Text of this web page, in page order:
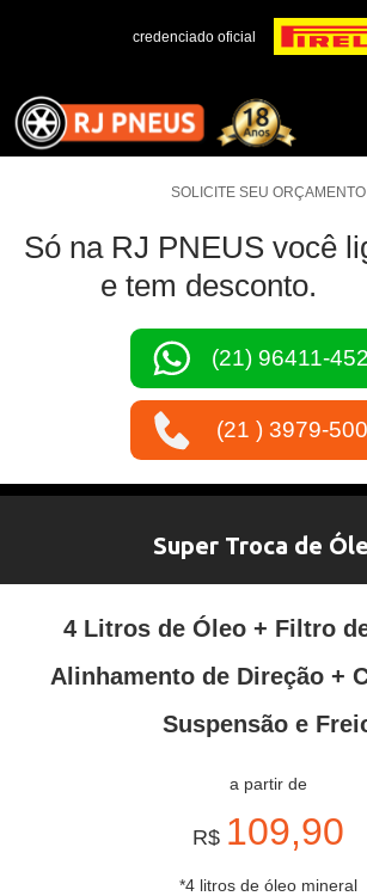
credenciado oficial
SOLICITE SEU ORÇAMENTO
Só na RJ PNEUS você
e tem desconto.
(21) 96411-
(21 ) 3979-
Super Troca de
4 Litros de Óleo + Filtro
Alinhamento de Direção +
Suspensão e
a partir de
R$ 109,90
*4 litros de óleo mineral